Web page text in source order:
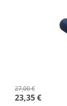
27,00 €
23,35 €